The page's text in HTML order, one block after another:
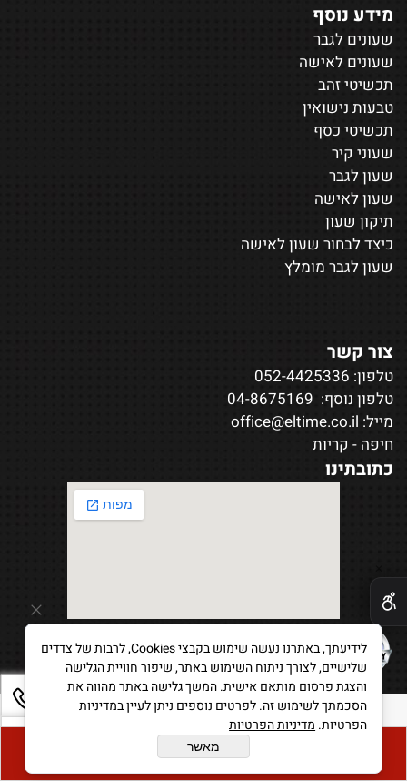
קנה עכשיו
מידע נוסף
שעונים לגבר
שעונים לאישה
תכשיטי זהב
טבעות נישואין
תכשיטי כסף
שעוני קיר
שעון לגבר
שעון לאישה
תיקון שעון
כיצד לבחור שעון לאישה
שעון לגבר מומלץ
צור קשר
טלפון: 052-4425336
טלפון נוסף: 04-8675169
מייל: office@eltime.co.il
חיפה - קריות
כתובתינו
כל הזכויות שמורות לאורלוגין שעונים
לידיעתך, באתרנו נעשה שימוש בקבצי Cookies, לרבות של צדדים
שלישיים, לצורך ניתוח השימוש באתר, שיפור חוויית הגלישה
והצגת פרסום מותאם אישית. המשך גלישה באתר מהווה את
הסכמתך לשימוש זה. לפרטים נוספים ניתן לעיין במדיניות
הפרטיות. מדיניות הפרטיות
מאשר